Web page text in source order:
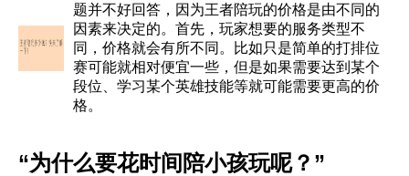
题并不好回答，因为王者陪玩的价格是由不同的
因素来决定的。首先，玩家想要的服务类型不
同，价格就会有所不同。比如只是简单的打排位
赛可能就相对便宜一些，但是如果需要达到某个
段位、学习某个英雄技能等就可能需要更高的价
格。
“为什么要花时间陪小孩玩呢？”